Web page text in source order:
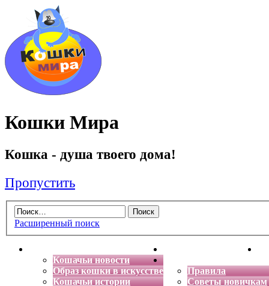
Кошки Мира
Кошка - душа твоего дома!
Пропустить
Расширенный поиск
Кошачьи новости
Образ кошки в искусстве
Кошачьи истории
Энциклопедия кошек
Правила
Советы новичкам